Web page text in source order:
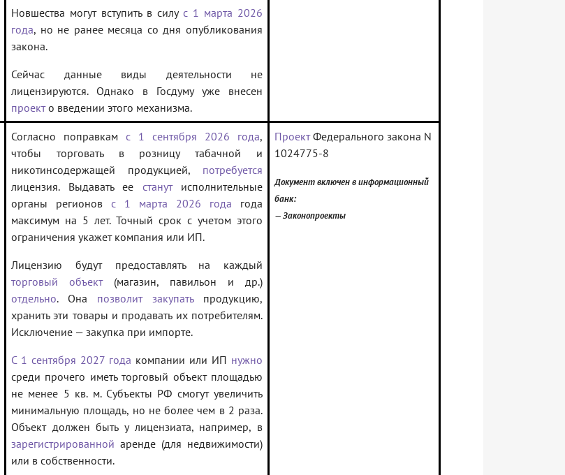
Новшества могут вступить в силу с 1 марта 2026
года, но не ранее месяца со дня опубликования
закона.
Сейчас данные виды деятельности не
лицензируются. Однако в Госдуму уже внесен
проекто введении этого механизма.
Согласно поправкам с 1 сентября 2026 года,
чтобы торговать в розницу табачной и
никотинсодержащей продукцией, потребуется
лицензия. Выдавать ее станутисполнительные
органы регионов с 1 марта 2026 года года
максимум на 5 лет. Точный срок с учетом этого
ограничения укажет компания или ИП.
Лицензию будут предоставлять на каждый
торговый объект(магазин, павильон и др.)
отдельно. Она позволит закупатьпродукцию,
хранить эти товары и продавать их потребителям.
Исключение — закупка при импорте.
С 1 сентября 2027 года компании или ИП нужно
среди прочего иметь торговый объект площадью
не менее 5 кв. м. Субъекты РФ смогут увеличить
минимальную площадь, но не более чем в 2 раза.
Объект должен быть у лицензиата, например, в
зарегистрированной аренде (для недвижимости)
или в собственности.
ПроектФедерального закона N
1024775-8
Документ включен в информационный
банк:
— Законопроекты